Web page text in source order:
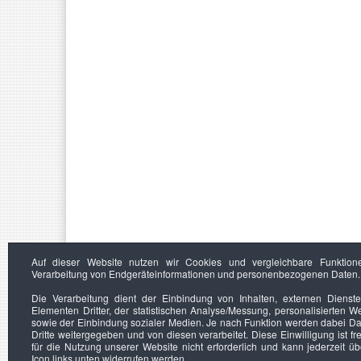
Auf dieser Website nutzen wir Cookies und vergleichbare
Verarbeitung von Endgeräteinformationen und personenbezogenen Daten.
Die Verarbeitung dient der Einbindung von Inhalten, externen
Elementen Dritter, der statistischen Analyse/Messung, personalisierten
sowie der Einbindung sozialer Medien. Je nach Funktion werden dabei
Dritte weitergegeben und von diesen verarbeitet. Diese Einwilligung ist
für die Nutzung unserer Website nicht erforderlich und kann jederzeit
Icon links unten widerrufen werden.